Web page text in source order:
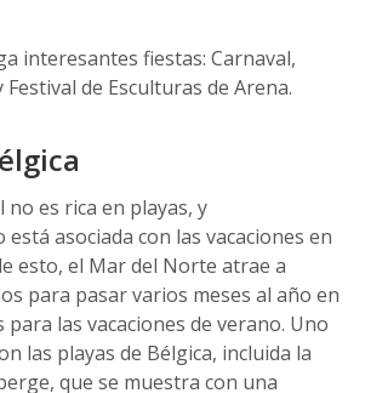
interesantes fiestas: Carnaval,
Festival de Esculturas de Arena.
no es rica en playas, y
asociada con las vacaciones en
esto, el Mar del Norte atrae a
para pasar varios meses al año en
para las vacaciones de verano. Uno
las playas de Bélgica, incluida la
que se muestra con una